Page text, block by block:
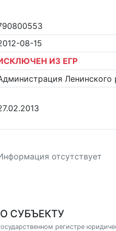
08-15
ИЗ ЕГР
Ленинского
отсутствует
СУБЪЕКТУ
регистре